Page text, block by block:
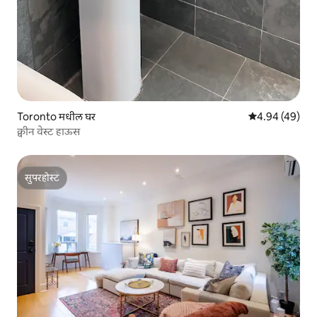
Toronto मधील घर 5 पैकी 4.94
4.94 (49)
क्वीन वेस्ट हाऊस
सुपरहोस्ट
सुपरहोस्ट